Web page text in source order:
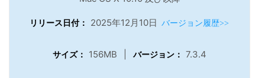
リリース日付： 2025年12月10日 バージョン履歴>>
サイズ： 156MB バージョン： 7.3.4